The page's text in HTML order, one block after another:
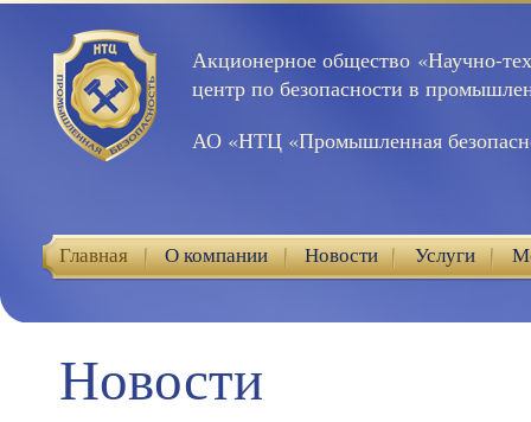
Акционерное общество «Научно-
центр по безопасности в
АО «НТЦ «Промышленная
Главная О компании Новости Услуги
Новости